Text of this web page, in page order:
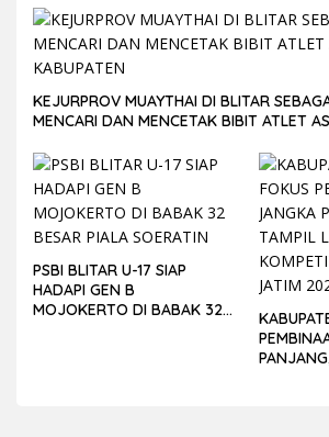
KEJURPROV MUAYTHAI DI BLITAR
MENCARI DAN MENCETAK BIBIT ATLET
PSBI BLITAR U-17 SIAP
HADAPI GEN B
MOJOKERTO DI BABAK 32